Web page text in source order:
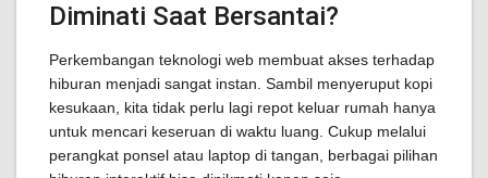
Diminati Saat Bersantai?
Perkembangan teknologi web membuat akses terhadap
hiburan menjadi sangat instan. Sambil menyeruput kopi
kesukaan, kita tidak perlu lagi repot keluar rumah hanya
untuk mencari keseruan di waktu luang. Cukup melalui
perangkat ponsel atau laptop di tangan, berbagai pilihan